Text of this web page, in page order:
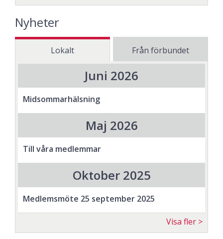
Nyheter
Lokalt Från förbundet
Juni 2026
Midsommarhälsning
Maj 2026
Till våra medlemmar
Oktober 2025
Medlemsmöte 25 september 2025
Visa fler